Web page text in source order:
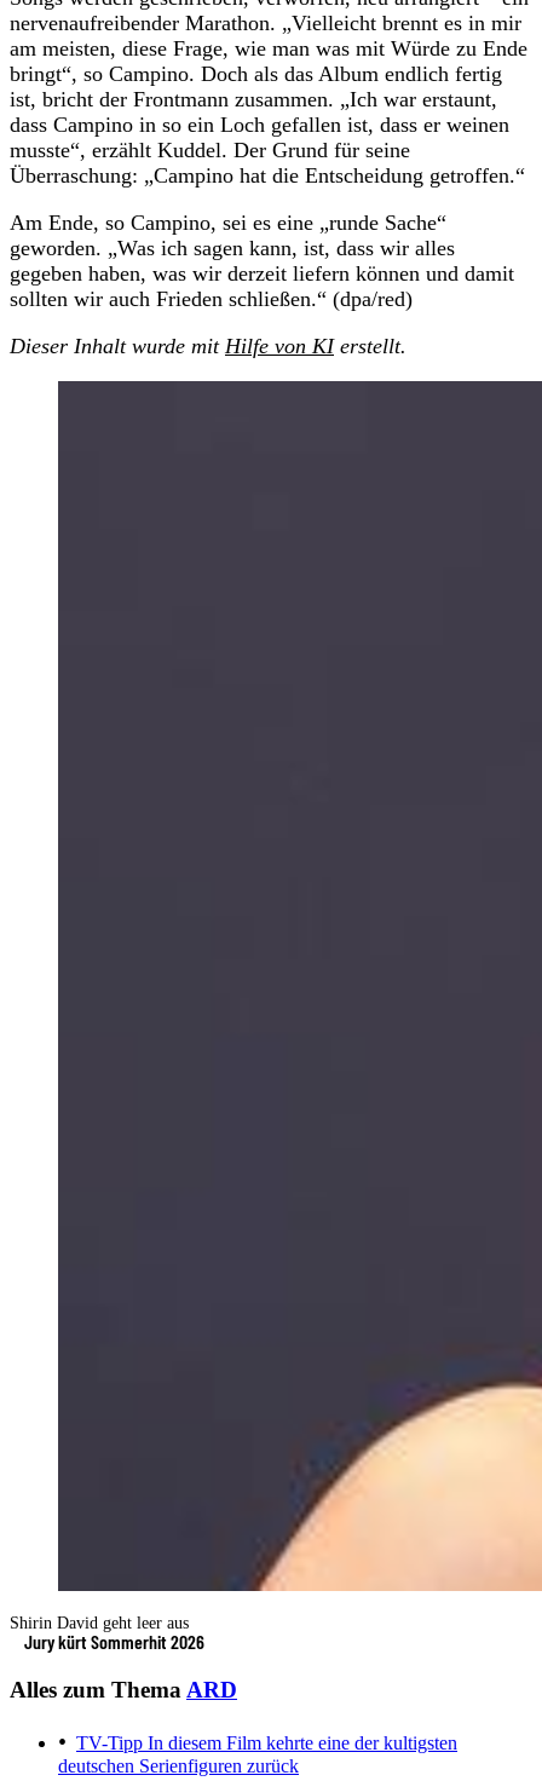
nervenaufreibender Marathon. „Vielleicht brennt es in mir
am meisten, diese Frage, wie man was mit Würde zu Ende
bringt“, so Campino. Doch als das Album endlich fertig
ist, bricht der Frontmann zusammen. „Ich war erstaunt,
dass Campino in so ein Loch gefallen ist, dass er weinen
musste“, erzählt Kuddel. Der Grund für seine
Überraschung: „Campino hat die Entscheidung getroffen.“
Am Ende, so Campino, sei es eine „runde Sache“
geworden. „Was ich sagen kann, ist, dass wir alles
gegeben haben, was wir derzeit liefern können und damit
sollten wir auch Frieden schließen.“ (dpa/red)
Dieser Inhalt wurde mit Hilfe von KIerstellt.
Shirin David geht leer aus
Jury kürt Sommerhit 2026
Alles zum Thema ARD
TV-Tipp In diesem Film kehrte eine der kultigsten
deutschen Serienfiguren zurück